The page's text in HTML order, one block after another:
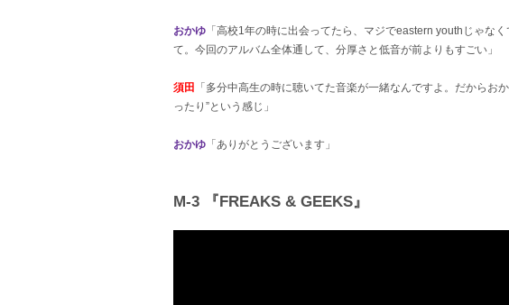
おかゆ 「高校1年の時に出会ってたら、マジでeastern youthじゃな
て。今回のアルバム全体通して、分厚さと低音が前よりもすごい」
須田 「多分中高生の時に聴いてた音楽が一緒なんですよ。だからお
ったり”という感じ」
おかゆ 「ありがとうございます」
M-3 『FREAKS & GEEKS』